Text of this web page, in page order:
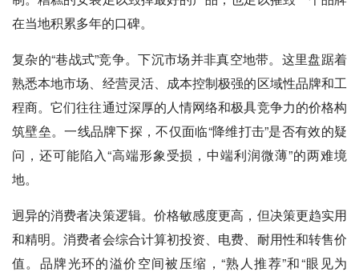
在当地积累多年的口碑。
复杂的“巷战式”竞争。下沉市场并非真空地带。这里盘踞着
熟悉本地市场、经营灵活、成本控制极强的区域性品牌和工
程商。它们往往通过深厚的人情网络和极具竞争力的价格构
筑壁垒。一线品牌下探，不仅面临“降维打击”是否有效的疑
问，还可能陷入“高端形象受损，中端利润微薄”的两难境
地。
迥异的消费者决策逻辑。价格敏感度更高，但决策更趋实用
和精明。消费者会综合计算初投资、电费、耐用性和转售价
值。品牌光环的溢价空间被压缩，“熟人推荐”和“眼见为